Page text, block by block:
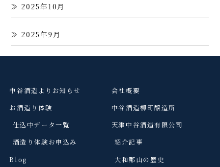
2025年10月
2025年9月
中谷酒造よりお知らせ
お酒造り体験
仕込中データ一覧
酒造り体験お申込み
Blog
会社概要
中谷酒造柳町醸造所
天津中谷酒造有限公司
紹介記事
大和郡山の歴史